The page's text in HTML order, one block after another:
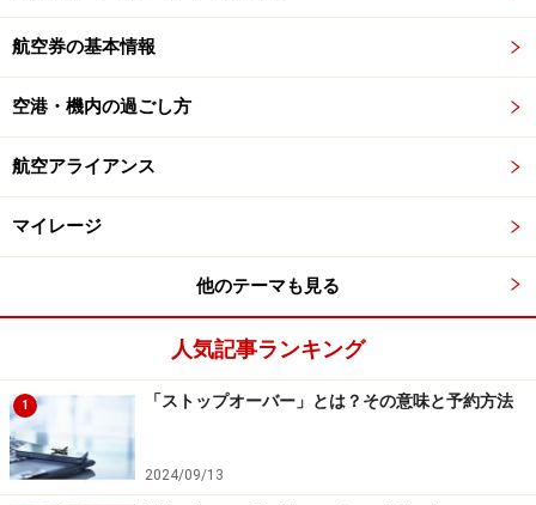
空港によっては、保安検査場の混雑具合を表示するところも
ある。画像は韓国・仁川国際空港での案内表示
保安検査場が混んでいるかどうかは、行列ができている
長さでおおよそわかります。しかし、通過するのにいっ
たいどれくらいの時間がかかるかまでは正直わかりづら
いです。
最近、空港によっては、保安検査場の混雑状況をリアル
ルタイムでわかり、空いている保安検査場に、列に並ぶ
前に向かうことができて非常に便利。世界の主要空港に
も導入されつつあります。
航空券の基本情報
空港・機内の過ごし方
航空アライアンス
マイレージ
他のテーマも見る
人気記事ランキング
1 「ストップオーバー」とは？その意味と予約方法
2024/09/13